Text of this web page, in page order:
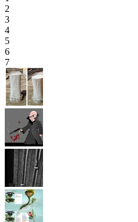
2
3
4
5
6
7